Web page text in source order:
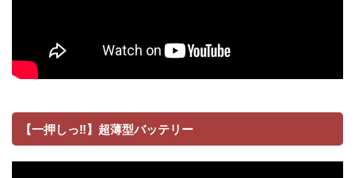
【一押しっ‼】超薄型バッテリー